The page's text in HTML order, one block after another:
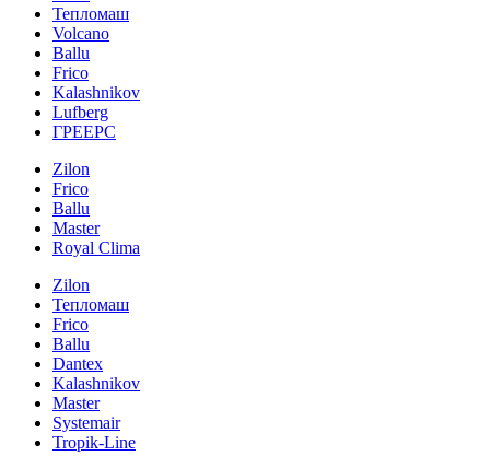
Тепломаш
Volcano
Ballu
Frico
Kalashnikov
Lufberg
ГРЕЕРС
Zilon
Frico
Ballu
Master
Royal Clima
Zilon
Тепломаш
Frico
Ballu
Dantex
Kalashnikov
Master
Systemair
Tropik-Line